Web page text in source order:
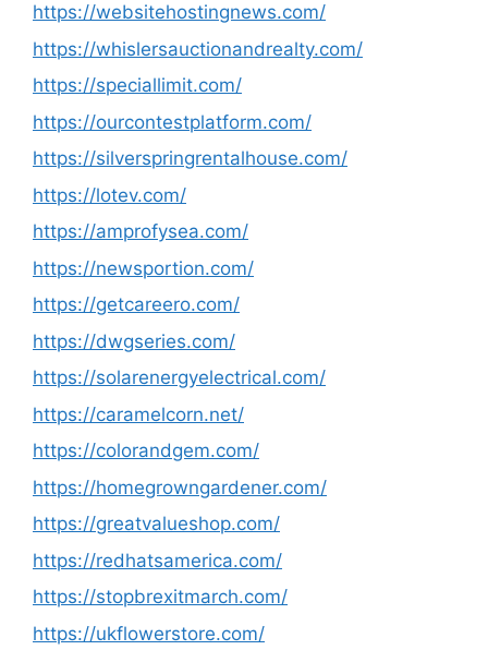
https://websitehostingnews.com/
https://whislersauctionandrealty.com/
https://speciallimit.com/
https://ourcontestplatform.com/
https://silverspringrentalhouse.com/
https://lotev.com/
https://amprofysea.com/
https://newsportion.com/
https://getcareero.com/
https://dwgseries.com/
https://solarenergyelectrical.com/
https://caramelcorn.net/
https://colorandgem.com/
https://homegrowngardener.com/
https://greatvalueshop.com/
https://redhatsamerica.com/
https://stopbrexitmarch.com/
https://ukflowerstore.com/